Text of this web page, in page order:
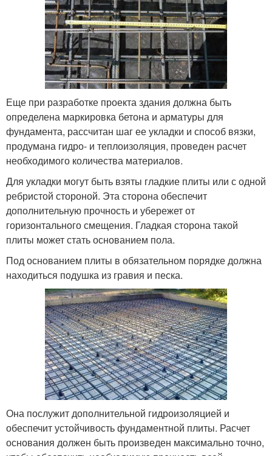
Еще при разработке проекта здания должна быть
определена маркировка бетона и арматуры для
фундамента, рассчитан шаг ее укладки и способ вязки,
продумана гидро- и теплоизоляция, проведен расчет
необходимого количества материалов.
Для укладки могут быть взяты гладкие плиты или с одной
ребристой стороной. Эта сторона обеспечит
дополнительную прочность и убережет от
горизонтального смещения. Гладкая сторона такой
плиты может стать основанием пола.
Под основанием плиты в обязательном порядке должна
находиться подушка из гравия и песка.
Она послужит дополнительной гидроизоляцией и
обеспечит устойчивость фундаментной плиты. Расчет
основания должен быть произведен максимально точно,